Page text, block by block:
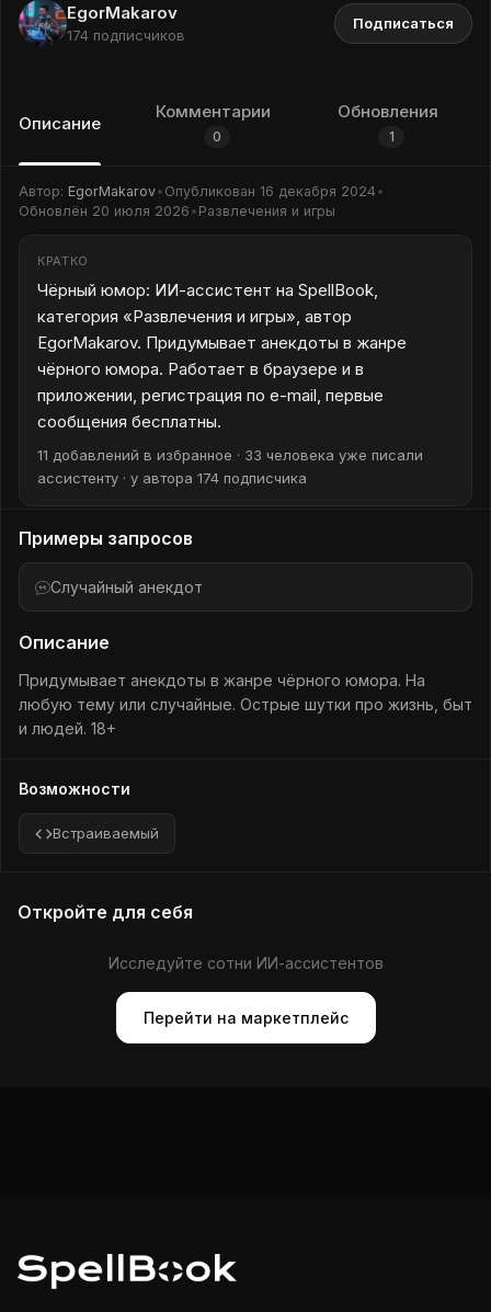
EgorMakarov
174 подписчиков
Подписаться
Описание
Комментарии
0
Обновления
1
Автор: EgorMakarov• Опубликован 16 декабря 2024 •
Обновлён 20 июля 2026 • Развлечения и игры
КРАТКО
Чёрный юмор: ИИ-ассистент на SpellBook,
категория «Развлечения и игры», автор
EgorMakarov. Придумывает анекдоты в жанре
чёрного юмора. Работает в браузере и в
приложении, регистрация по e-mail, первые
сообщения бесплатны.
11 добавлений в избранное · 33 человека уже писали
ассистенту · у автора 174 подписчика
Примеры запросов
Случайный анекдот
Описание
Придумывает анекдоты в жанре чёрного юмора. На
любую тему или случайные. Острые шутки про жизнь, быт
и людей. 18+
Возможности
Встраиваемый
Откройте для себя
Исследуйте сотни ИИ-ассистентов
Перейти на маркетплейс